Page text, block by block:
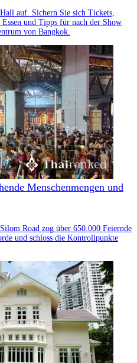
auf. Sichern Sie sich Tickets,
und Tipps für nach der Show
von Bangkok.
Menschenmengen und
Road zog über 650.000 Feiernde
und schloss die Kontrollpunkte